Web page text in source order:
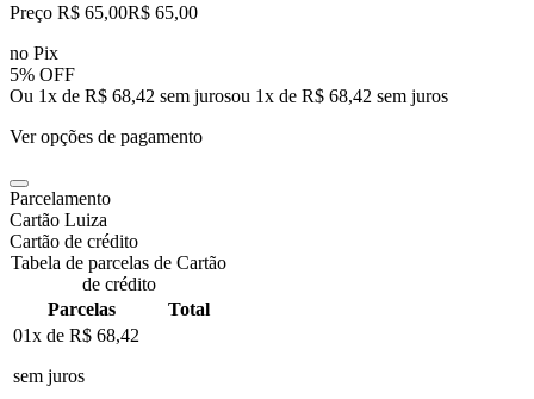
Preço R$ 65,00R$ 65,00
no Pix
5% OFF
Ou 1x de R$ 68,42 sem jurosou 1x de R$ 68,42 sem juros
Ver opções de pagamento
Parcelamento
Cartão Luiza
Cartão de crédito
Tabela de parcelas de Cartão
de crédito
Parcelas
Total
01x de R$ 68,42
sem juros